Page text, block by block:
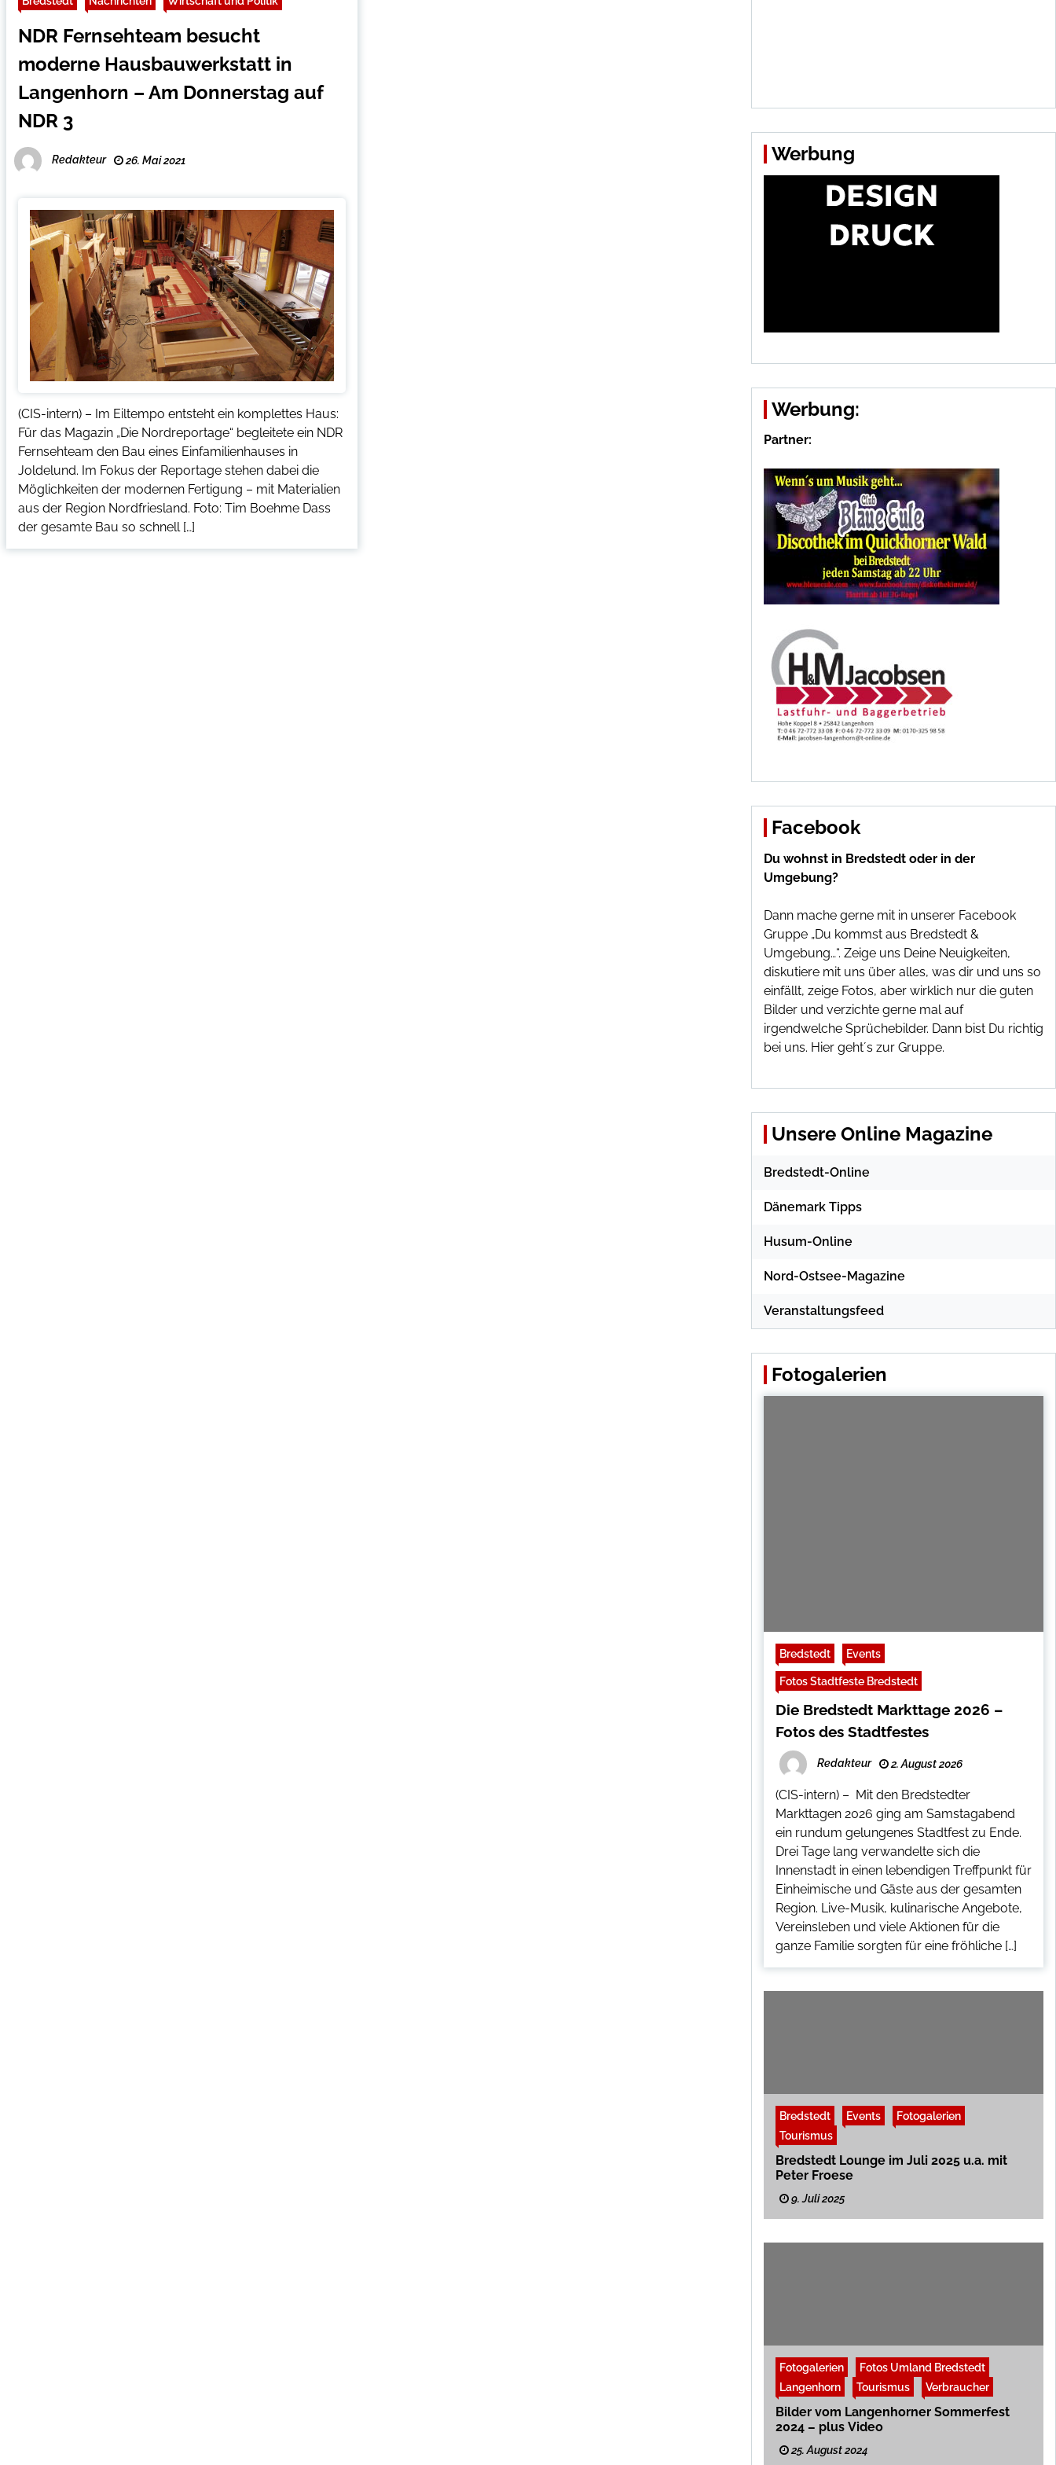
NDR Fernsehteam besucht
moderne Hausbauwerkstatt in
Langenhorn – Am Donnerstag auf
NDR 3
Redakteur 26. Mai 2021
(CIS-intern) – Im Eiltempo entsteht ein komplettes Haus:
Für das Magazin „Die Nordreportage“ begleitete ein NDR
Fernsehteam den Bau eines Einfamilienhauses in
Joldelund. Im Fokus der Reportage stehen dabei die
Möglichkeiten der modernen Fertigung – mit Materialien
aus der Region Nordfriesland. Foto: Tim Boehme Dass
der gesamte Bau so schnell […]
Werbung
Werbung:
Partner:
Facebook
Du wohnst in Bredstedt oder in der
Umgebung?
Dann mache gerne mit in unserer Facebook
Gruppe „Du kommst aus Bredstedt &
Umgebung…“. Zeige uns Deine Neuigkeiten,
diskutiere mit uns über alles, was dir und uns so
einfällt, zeige Fotos, aber wirklich nur die guten
Bilder und verzichte gerne mal auf
irgendwelche Sprüchebilder. Dann bist Du richtig
bei uns. Hier geht´s zur Gruppe.
Unsere Online Magazine
Bredstedt-Online
Dänemark Tipps
Husum-Online
Nord-Ostsee-Magazine
Veranstaltungsfeed
Fotogalerien
Bredstedt Events
Fotos Stadtfeste Bredstedt
Die Bredstedt Markttage 2026 –
Fotos des Stadtfestes
Redakteur 2. August 2026
(CIS-intern) – Mit den Bredstedter
Markttagen 2026 ging am Samstagabend
ein rundum gelungenes Stadtfest zu Ende.
Drei Tage lang verwandelte sich die
Innenstadt in einen lebendigen Treffpunkt für
Einheimische und Gäste aus der gesamten
Region. Live-Musik, kulinarische Angebote,
Vereinsleben und viele Aktionen für die
ganze Familie sorgten für eine fröhliche […]
Bredstedt Events
Fotogalerien
Tourismus
Bredstedt Lounge im Juli 2025 u.a. mit
Peter Froese
9. Juli 2025
Fotogalerien
Fotos Umland Bredstedt
Langenhorn
Tourismus Verbraucher
Bilder vom Langenhorner Sommerfest
2024 – plus Video
25. August 2024